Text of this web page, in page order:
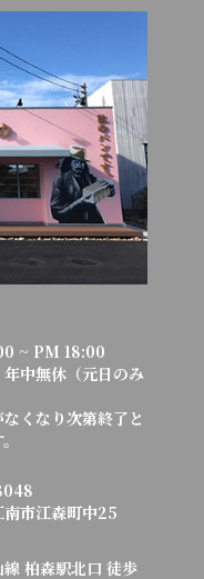
~ PM 18:00
中無休（元日のみ
くなり次第終了と
南市江森町中25
線 柏森駅北口 徒歩